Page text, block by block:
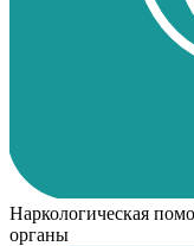
Наркологическая
органы